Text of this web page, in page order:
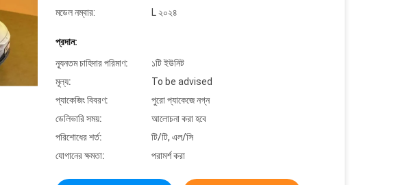
মডেল নম্বার:
L ২০২৪
প্রদান:
ন্যূনতম চাহিদার পরিমাণ:
১টি ইউনিট
মূল্য:
To be advised
প্যাকেজিং বিবরণ:
পুরো প্যাকেজে নগ্ন
ডেলিভারি সময়:
আলোচনা করা হবে
পরিশোধের শর্ত:
টি/টি, এল/সি
যোগানের ক্ষমতা:
পরামর্শ করা